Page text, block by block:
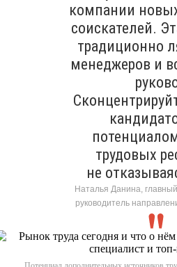
компании
соискателей.
традиционно
менеджеров и
трудовых
не
Наталья Данина,
руководитель